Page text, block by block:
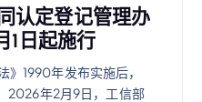
认定登记管理办
1日起施行
》1990年发布实施后，
2026年2月9日，工信部